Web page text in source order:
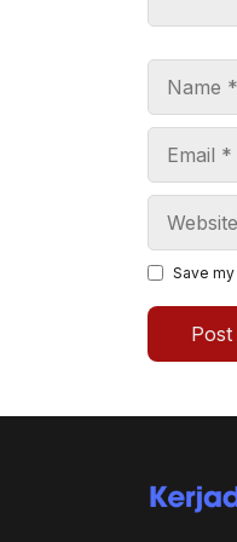
Save